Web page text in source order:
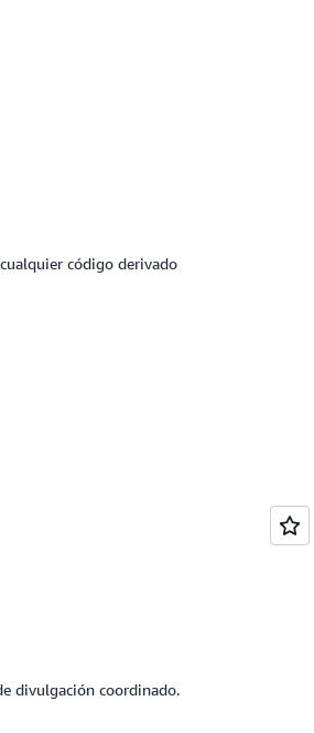
código derivado
divulgación coordinado.